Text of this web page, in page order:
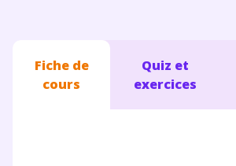
Fiche de
cours
Quiz et
exercices